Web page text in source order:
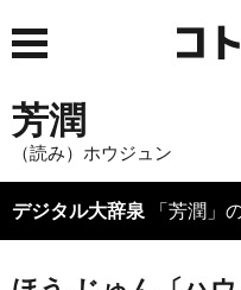
芳潤
（読み）ホウジュン
デジタル大辞泉 「芳潤」